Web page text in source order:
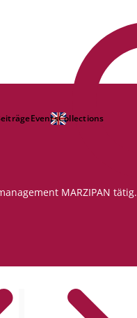
EventsCollections
MARZIPAN tätig.